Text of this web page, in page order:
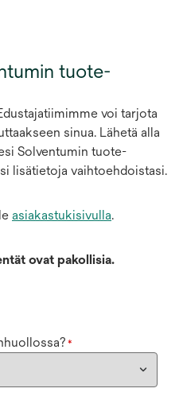
tuote-
voi tarjota
sinua. Lähetä alla
Solventumin tuote-
lisätietoja vaihtoehdoistasi.
asiakastukisivulla.
ovat pakollisia.
*